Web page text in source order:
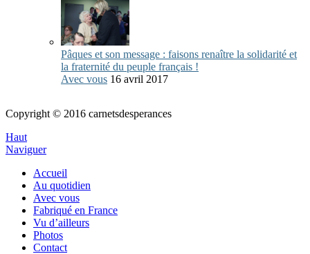
Pâques et son message : faisons renaître la solidarité et
la fraternité du peuple français !
Avec vous 16 avril 2017
Copyright © 2016 carnetsdesperances
Haut
Naviguer
Accueil
Au quotidien
Avec vous
Fabriqué en France
Vu d’ailleurs
Photos
Contact